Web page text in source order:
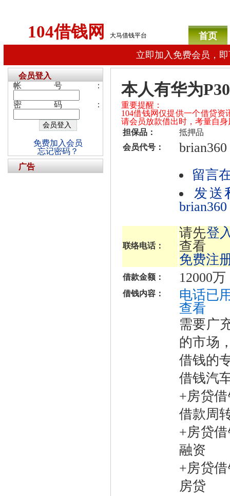
104借钱网 大马借钱平台
首页
立即加入免费会员，
本人有华为
重要提醒：
104借钱网仅提供一个借贷
请会员放款借出时，考量自
担保品：
抵押品
会员代号：
brian360
留言
发送
brian360
联络电话：
请先登
查看
免费注
借款金额： 12000万
借钱内容：
电话已
查看
需要广
的市场
借钱的
借钱汽
+房贷
借款周
+房贷
融资
+房贷
房贷
会员登入
帐号：
密码：
免费加入会员
忘记密码？
广告